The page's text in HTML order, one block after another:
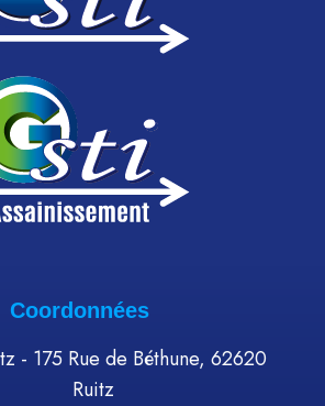
Coordonnées
- 175 Rue de Béthune, 62620
Ruitz